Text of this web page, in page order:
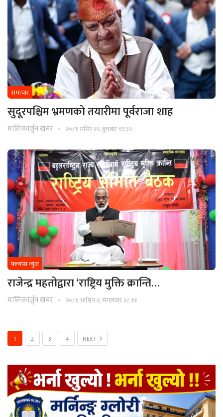
समाचार
सुदूरपश्चिम भ्रमणको तयारीमा पूर्वराजा शाह
मालिकार्जुन खबर २०८१ मंसिर १२, बुधबार ११:३२
फ्ल्यास न्युज
राजेन्द्र महतोद्वारा ‘राष्ट्रिय मुक्ति क्रान्ति…
मालिकार्जुन खबर २०८१ आश्विन १, मंगलवार १८:११
1 2 3 4 NEXT